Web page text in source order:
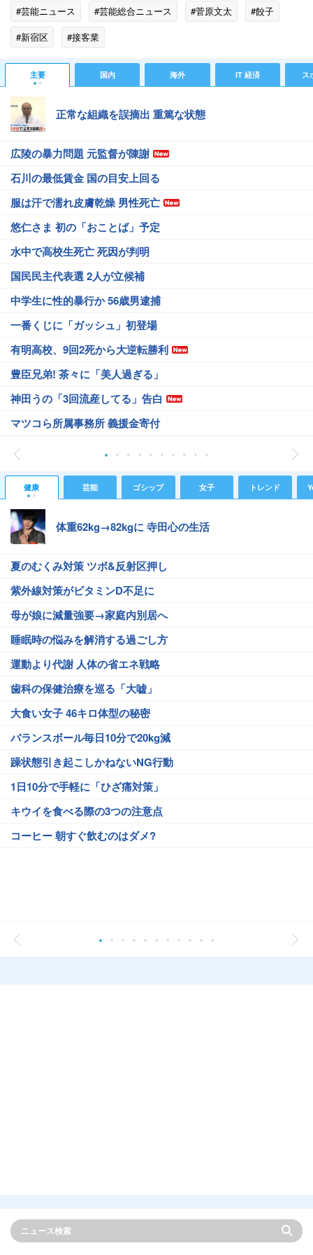
#芸能ニュース #芸能総合ニュース #菅原文太
#餃子
#新宿区
#接客業
主要 国内 海外 IT 経済 ス
正常な組織を誤摘出 重篤な状態
広陵の暴力問題 元監督が陳謝
石川の最低賃金 国の目安上回る
服は汗で濡れ皮膚乾燥 男性死亡
悠仁さま 初の「おことば」予定
水中で高校生死亡 死因が判明
国民民主代表選 2人が立候補
中学生に性的暴行か 56歳男逮捕
一番くじに「ガッシュ」初登場
有明高校、9回2死から大逆転勝利
豊臣兄弟! 茶々に「美人過ぎる」
神田うの「3回流産してる」告白
マツコら所属事務所 義援金寄付
健康 芸能 ゴシップ 女子 トレンド
体重62kg→82kgに 寺田心の生活
夏のむくみ対策 ツボ&反射区押し
紫外線対策がビタミンD不足に
母が娘に減量強要→家庭内別居へ
睡眠時の悩みを解消する過ごし方
運動より代謝 人体の省エネ戦略
歯科の保健治療を巡る「大嘘」
大食い女子 46キロ体型の秘密
バランスボール毎日10分で20kg減
躁状態引き起こしかねないNG行動
1日10分で手軽に「ひざ痛対策」
キウイを食べる際の3つの注意点
コーヒー 朝すぐ飲むのはダメ?